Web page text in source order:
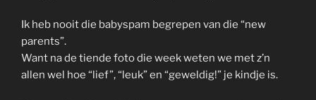
Ik heb nooit die babyspam begrepen van die “new
parents”.
Want na de tiende foto die week weten we met z’n
allen wel hoe “lief”, “leuk” en “geweldig!” je kindje is.